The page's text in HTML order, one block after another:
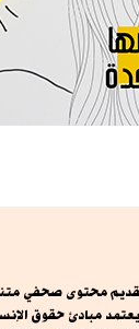
محتوى صحفي
ويعتمد مبادئ حقوق